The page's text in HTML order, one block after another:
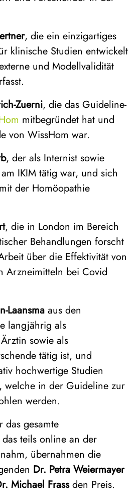
, die ein einzigartiges
klinische Studien entwickelt
und Modellvalidität
Zuerni, die das Guideline-
mitbegründet hat und
von WissHom war.
, der als Internist sowie
IKIM tätig war, und sich
der Homöopathie
, die in London im Bereich
Behandlungen forscht
über die Effektivität von
Arzneimitteln bei Covid
Laansma aus den
langjährig als
sowie als
tätig ist, und
hochwertige Studien
welche in der Guideline zur
werden.
das gesamte
teils online an der
übernahmen die
Dr. Petra Weiermayer
Michael Frassden Preis.